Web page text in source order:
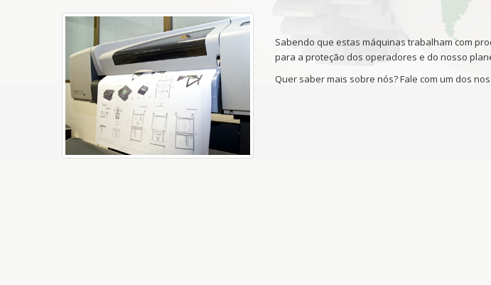
Sabendo que estas máquinas trabalham com
para a proteção dos operadores e do nosso
Quer saber mais sobre nós? Fale com um dos